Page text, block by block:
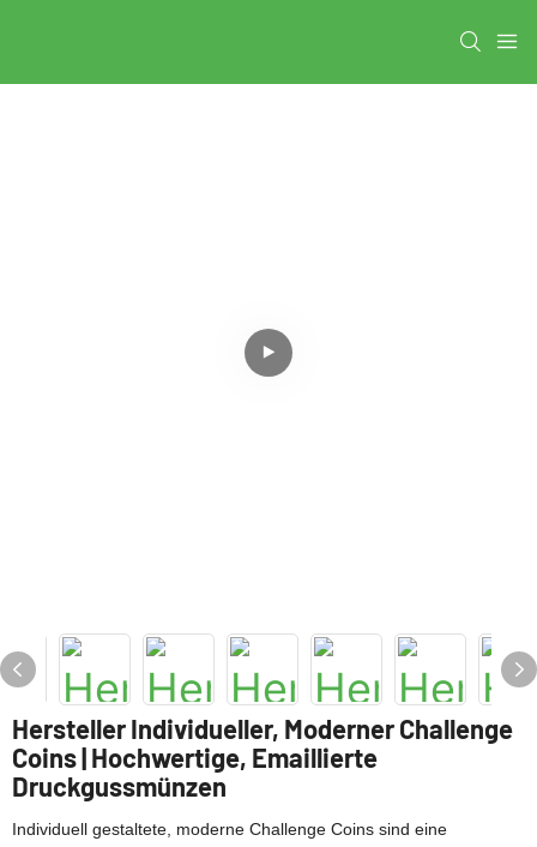
Hersteller Individueller, Moderner Challenge
Coins | Hochwertige, Emaillierte
Druckgussmünzen
Individuell gestaltete, moderne Challenge Coins sind eine